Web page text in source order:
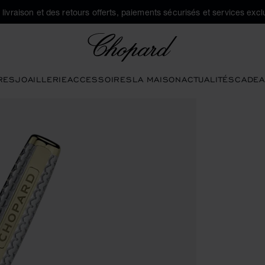
livraison et des retours offerts, paiements sécurisés et services
JOAILLERIEACCESSOIRESLA MAISONACTUALITÉS